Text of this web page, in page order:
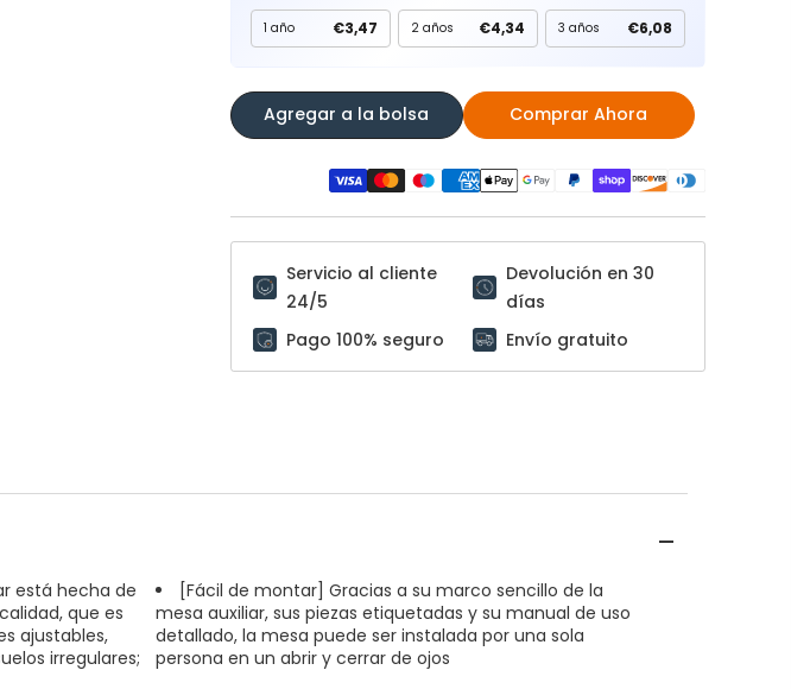
1 año €3,47 2 años €4,34 3 años €6,08
Agregar a la bolsa Comprar Ahora
Servicio al cliente
24/5
Devolución en 30
días
Pago 100% seguro
Envío gratuito
está hecha de
que es
ajustables,
irregulares;
[Fácil de montar] Gracias a su marco sencillo de la
mesa auxiliar, sus piezas etiquetadas y su manual de uso
detallado, la mesa puede ser instalada por una sola
persona en un abrir y cerrar de ojos